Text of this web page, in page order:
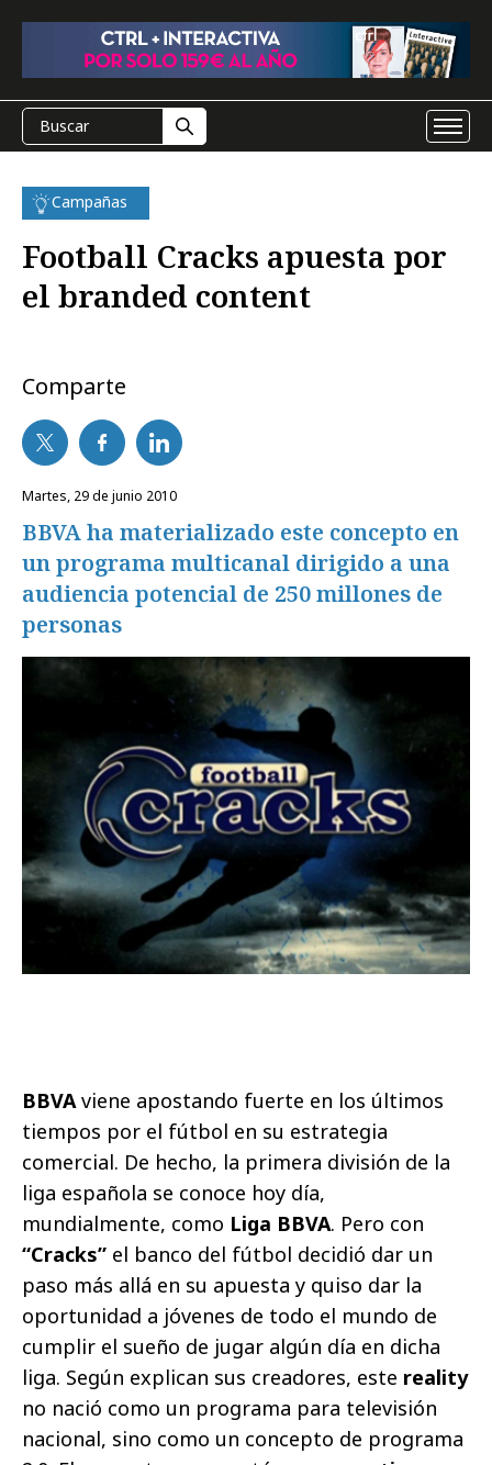
Campañas
Football Cracks apuesta por
el branded content
Comparte
martes, 29 de junio 2010
BBVA ha materializado este concepto en
un programa multicanal dirigido a una
audiencia potencial de 250 millones de
personas
BBVA viene apostando fuerte en los últimos
tiempos por el fútbol en su estrategia
comercial. De hecho, la primera división de la
liga española se conoce hoy día,
mundialmente, como Liga BBVA. Pero con
“Cracks” el banco del fútbol decidió dar un
paso más allá en su apuesta y quiso dar la
oportunidad a jóvenes de todo el mundo de
cumplir el sueño de jugar algún día en dicha
liga. Según explican sus creadores, este reality
no nació como un programa para televisión
nacional, sino como un concepto de programa